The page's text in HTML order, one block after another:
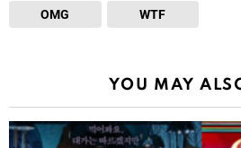
OMG WTF
YOU MAY